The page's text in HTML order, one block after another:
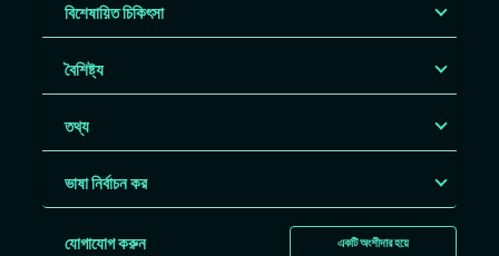
বিশেষায়িত চিকিৎসা
বৈশিষ্ট্য
তথ্য
ভাষা নির্বাচন কর
একটি অংশীদার হয়ে
যোগাযোগ করুন